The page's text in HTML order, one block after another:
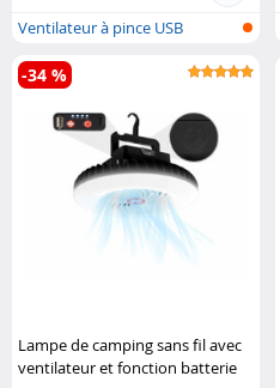
Ventilateur à pince USB
Lampe de camping sans fil avec
ventilateur et fonction batterie
-34 %